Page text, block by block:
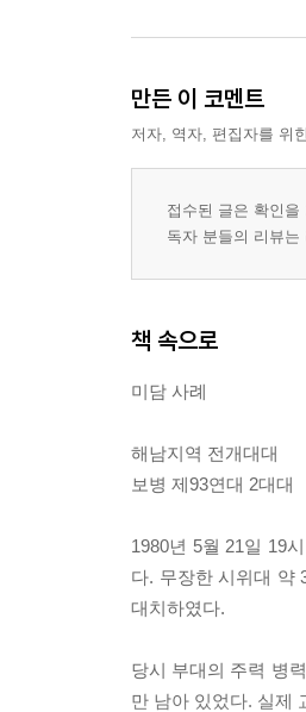
만든 이 코멘트
저자, 역자, 편집자를 위
접수된 글은 확인
독자 분들의 리뷰
책 속으로
미담 사례
해남지역 전개대대
보병 제93연대 2대대
1980년 5월 21일 19
다. 무장한 시위대 약
대치하였다.
당시 부대의 주력 병
만 남아 있었다. 실제